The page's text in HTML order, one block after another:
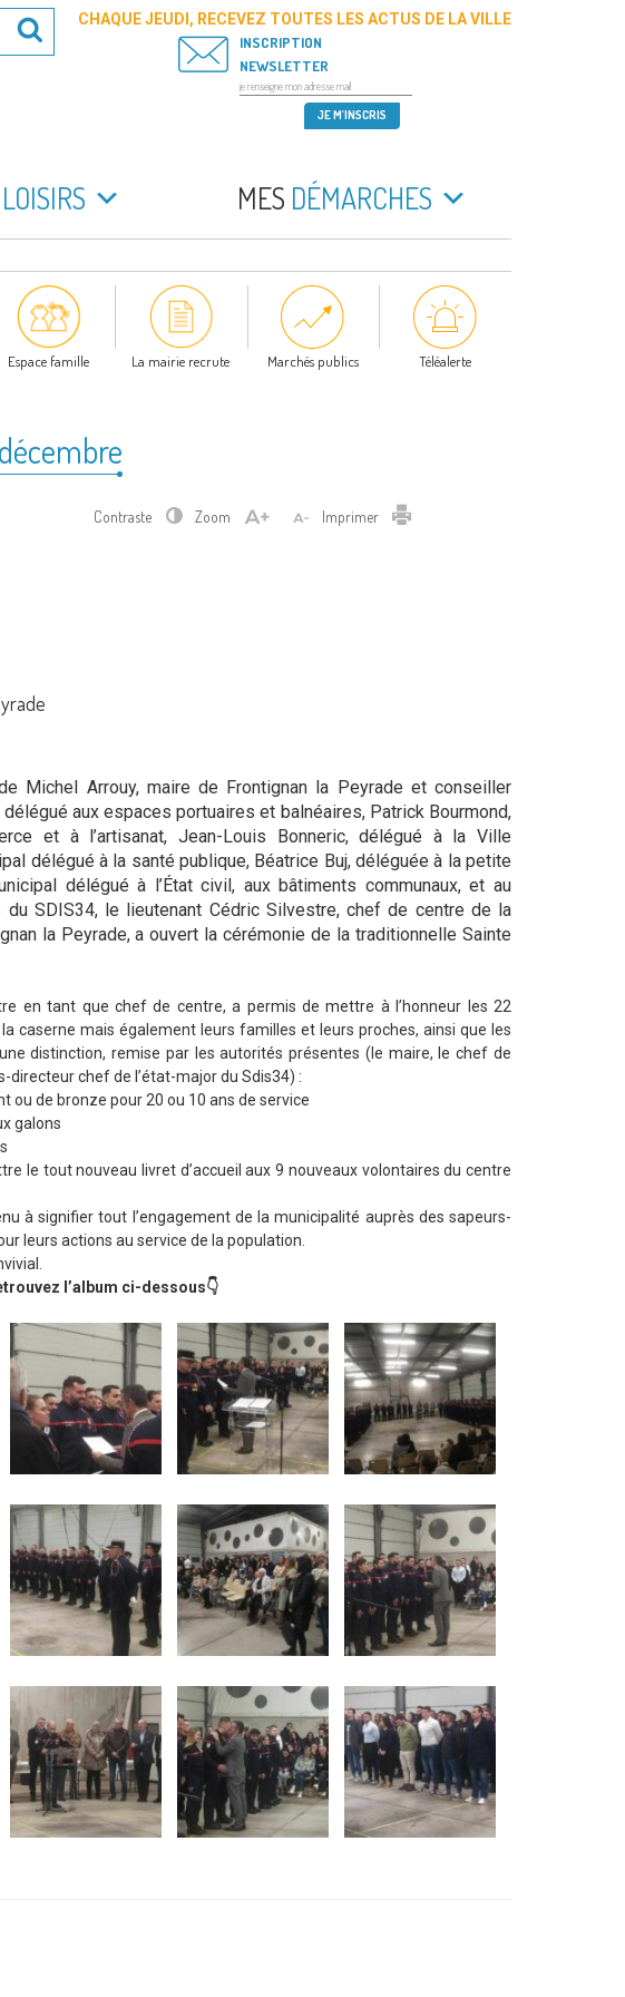
Recherche
CHAQUE JEUDI, RECEVEZ TOUTES LES ACTUS DE LA VILLE
INSCRIPTION
NEWSLETTER
LOISIRS MES DÉMARCHES
Espace famille La mairie recrute Marchés publics Téléalerte
Contraste Zoom Imprimer Imprimer
Michel Arrouy, maire de Frontignan la Peyrade et conseiller
aux espaces portuaires et balnéaires, Patrick Bourmond,
et à l’artisanat, Jean-Louis Bonneric, délégué à la Ville
délégué à la santé publique, Béatrice Buj, déléguée à la petite
délégué à l’État civil, aux bâtiments communaux, et au
SDIS34, le lieutenant Cédric Silvestre, chef de centre de la
la Peyrade, a ouvert la cérémonie de la traditionnelle Sainte
en tant que chef de centre, a permis de mettre à l’honneur les 22
caserne mais également leurs familles et leurs proches, ainsi que les
distinction, remise par les autorités présentes (le maire, le chef de
chef de l’état-major du Sdis34) :
ou de bronze pour 20 ou 10 ans de service
galons
le tout nouveau livret d’accueil aux 9 nouveaux volontaires du centre
à signifier tout l’engagement de la municipalité auprès des sapeurs-
leurs actions au service de la population.
l’album ci-dessous👇